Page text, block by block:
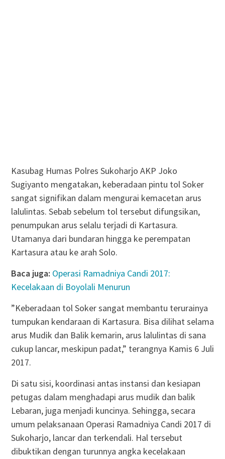
Kasubag Humas Polres Sukoharjo AKP Joko
Sugiyanto mengatakan, keberadaan pintu tol Soker
sangat signifikan dalam mengurai kemacetan arus
lalulintas. Sebab sebelum tol tersebut difungsikan,
penumpukan arus selalu terjadi di Kartasura.
Utamanya dari bundaran hingga ke perempatan
Kartasura atau ke arah Solo.
Baca juga: Operasi Ramadniya Candi 2017:
Kecelakaan di Boyolali Menurun
”Keberadaan tol Soker sangat membantu terurainya
tumpukan kendaraan di Kartasura. Bisa dilihat selama
arus Mudik dan Balik kemarin, arus lalulintas di sana
cukup lancar, meskipun padat,” terangnya Kamis 6 Juli
2017.
Di satu sisi, koordinasi antas instansi dan kesiapan
petugas dalam menghadapi arus mudik dan balik
Lebaran, juga menjadi kuncinya. Sehingga, secara
umum pelaksanaan Operasi Ramadniya Candi 2017 di
Sukoharjo, lancar dan terkendali. Hal tersebut
dibuktikan dengan turunnya angka kecelakaan